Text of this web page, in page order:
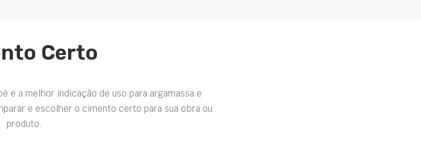
Certo
e a melhor indicação de uso para argamassa e
e escolher o cimento certo para sua obra ou
produto.